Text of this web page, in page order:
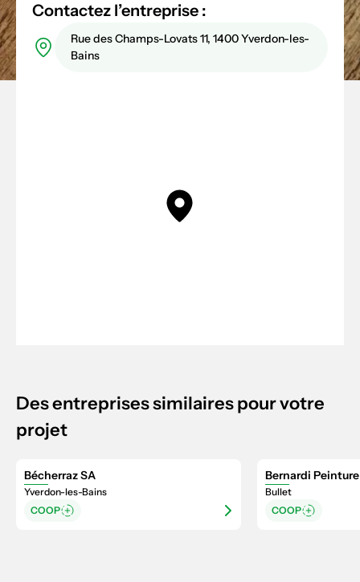
Contactez l’entreprise :
Rue des Champs-Lovats 11, 1400 Yverdon-les-
Bains
Des entreprises similaires pour votre
projet
Bécherraz SA
Yverdon-les-Bains
COOP
Bernardi
Bullet
COOP